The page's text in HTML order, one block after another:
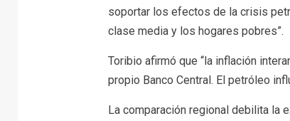
soportar los efectos de la crisis
clase media y los hogares pobres”.
Toribio afirmó que “la inflación
propio Banco Central. El petróleo
La comparación regional debilita la